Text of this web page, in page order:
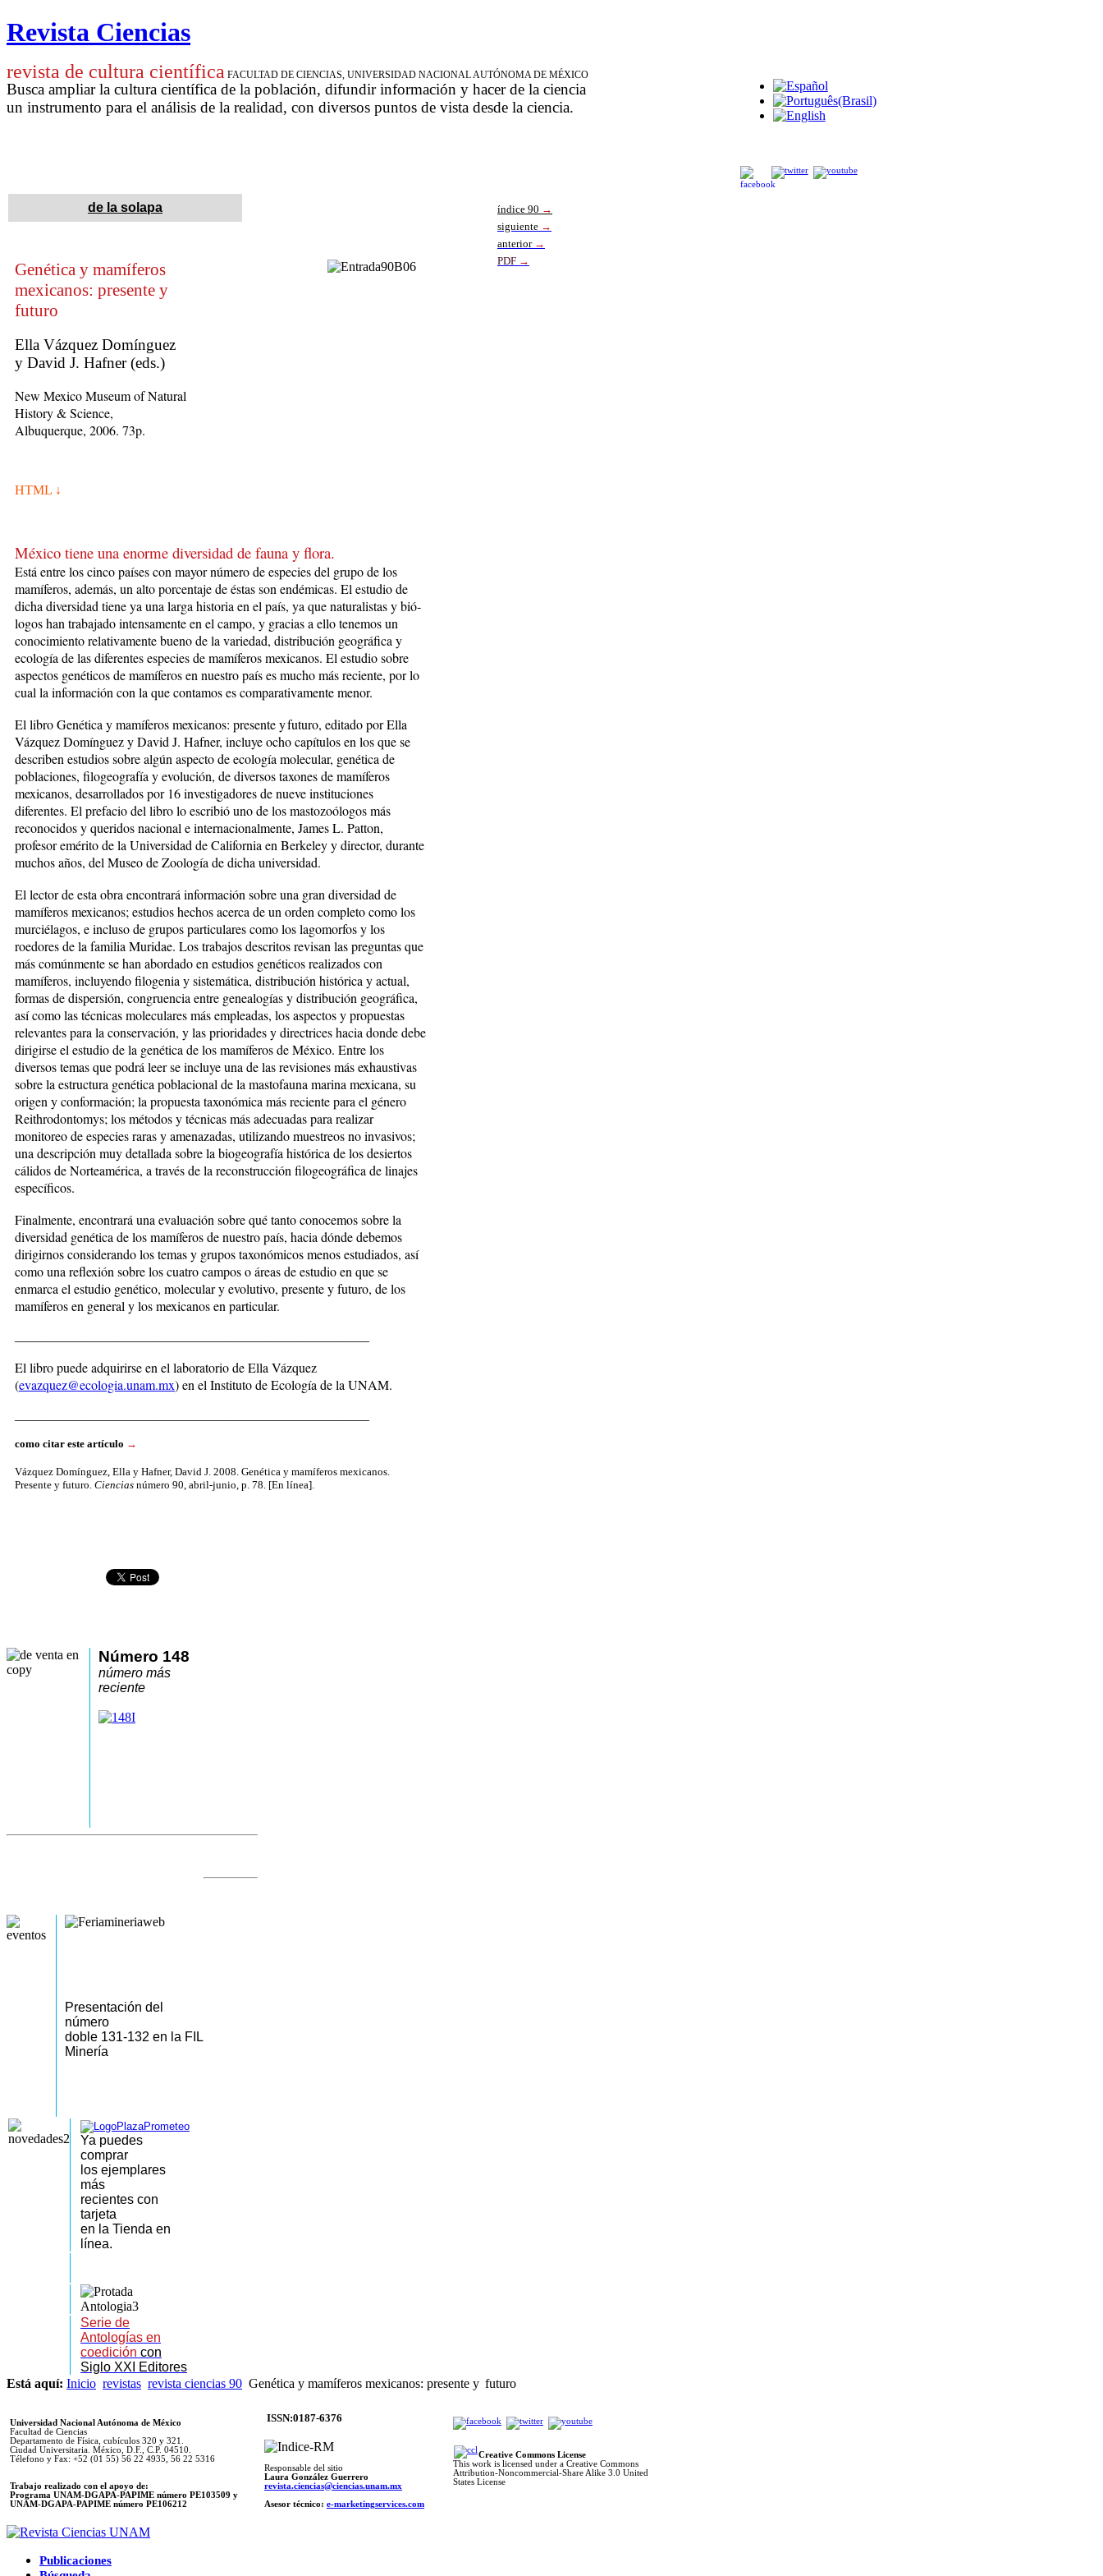
Revista Ciencias
revista de cultura científica FACULTAD DE CIENCIAS, UNIVERSIDAD NACIONAL AUTÓNOMA DE MÉXICO
Busca ampliar la cultura científica de la población, difundir información y hacer de la ciencia
un instrumento para el análisis de la realidad, con diversos puntos de vista desde la ciencia.
de la solapa índice 90 →
siguiente →
anterior →
PDF →
Genética y mamíferos
mexicanos: presente y
futuro
Ella Vázquez Domínguez
y David J. Hafner (eds.)
New Mexico Museum of Natural
History & Science,
Albuquerque, 2006. 73p.
HTML ↓
México tiene una enorme diversidad de fauna y flora.
Está entre los cinco países con ma­yor número de especies del grupo de los
mamíferos, además, un alto porcentaje de és­tas son endémicas. El estudio de
dicha diversidad tiene ya una larga historia en el país, ya que naturalistas y bió­
logos han trabajado intensamente en el campo, y gracias a ello tenemos un
conocimien­to relativamente bueno de la variedad, distribución geográfica y
ecología de las diferentes especies de mamíferos mexicanos. El estudio sobre
aspectos genéticos de mamíferos en nuestro país es mucho más reciente, por lo
cual la información con la que con­tamos es comparativamente menor.
El libro Genética y mamíferos mexicanos: presente y futuro, editado por Ella
Vázquez Domínguez y David J. Hafner, incluye ocho capítulos en los que se
describen estudios sobre algún aspecto de ecología molecular, genética de
poblaciones, filogeografía y evolución, de diversos taxones de mamíferos
mexicanos, desarrollados por 16 investigadores de nueve instituciones
diferentes. El prefacio del libro lo escribió uno de los mastozoólogos más
reconocidos y queridos nacional e internacionalmente, James L. Patton,
profesor emérito de la Universidad de California en Berkeley y direc­tor, durante
muchos años, del Museo de Zoología de dicha universidad.
El lector de esta obra encontrará información sobre una gran diversidad de
mamíferos mexicanos; estudios he­chos acerca de un orden com­pleto como los
murciélagos, e incluso de grupos particulares como los lagomorfos y los
roedores de la fa­milia Muridae. Los trabajos descritos revisan las preguntas que
más comúnmente se han abordado en estudios genéticos realizados con
mamíferos, incluyendo filogenia y sis­temática, distribución histórica y actual,
formas de dispersión, congruencia entre genealogías y distribución geográfica,
así como las técnicas moleculares más empleadas, los aspectos y propuestas
relevantes para la conservación, y las prioridades y directrices hacia donde debe
dirigirse el estudio de la gené­tica de los mamíferos de Mé­xico. Entre los
diversos temas que podrá leer se incluye una de las revisiones más exhaustivas
sobre la estructura gené­tica poblacional de la mastofauna marina mexicana, su
origen y conformación; la pro­puesta taxonómica más re­cien­te para el género
Reithro­dontomys; los métodos y téc­nicas más adecuadas para realizar
monitoreo de especies raras y amenazadas, uti­lizando muestreos no invasivos;
una descripción muy detallada sobre la biogeografía histórica de los desiertos
cálidos de Norteamérica, a tra­vés de la reconstrucción filogeográfica de linajes
específicos.
Finalmente, encontrará una evaluación sobre qué tan­to conocemos sobre la
diversidad genética de los mamíferos de nuestro país, hacia dónde debemos
dirigirnos con­siderando los temas y gru­pos taxonómicos menos estudiados, así
como una refle­xión sobre los cuatro campos o áreas de estudio en que se
enmarca el estudio genético, molecular y evolutivo, presente y futuro, de los
mamíferos en general y los mexicanos en particular.
El libro puede adquirirse en el laboratorio de Ella Vázquez
(evazquez@ecologia.unam.mx) en el Instituto de Ecología de la UNAM.
como citar este artículo →
Vázquez Domínguez, Ella y Hafner, David J. 2008. Genética y mamíferos mexicanos.
Presente y futuro. Ciencias número 90, abril-junio, p. 78. [En línea].
Número 148
número más
reciente
Presentación del
número
doble 131-132 en la FIL
Minería
Ya puedes
comprar
los ejemplares
más
recientes con
tarjeta
en la Tienda en
línea.
Serie de
Antologías en
coedición con
Siglo XXI Editores
Está aquí: Inicio revistas revista ciencias 90 Genética y mamíferos mexicanos: presente y futuro
Universidad Nacional Autónoma de México
Facultad de Ciencias
Departamento de Física, cubículos 320 y 321.
Ciudad Universitaria. México, D.F., C.P. 04510.
Télefono y Fax: +52 (01 55) 56 22 4935, 56 22 5316
Trabajo realizado con el apoyo de:
Programa UNAM-DGAPA-PAPIME número PE103509 y
UNAM-DGAPA-PAPIME número PE106212
ISSN:0187-6376
Responsable del sitio
Laura González Guerrero
revista.ciencias@ciencias.unam.mx
Asesor técnico: e-marketingservices.com
Creative Commons License
This work is licensed under a Creative Commons
Attribution-Noncommercial-Share Alike 3.0 United
States License
Publicaciones